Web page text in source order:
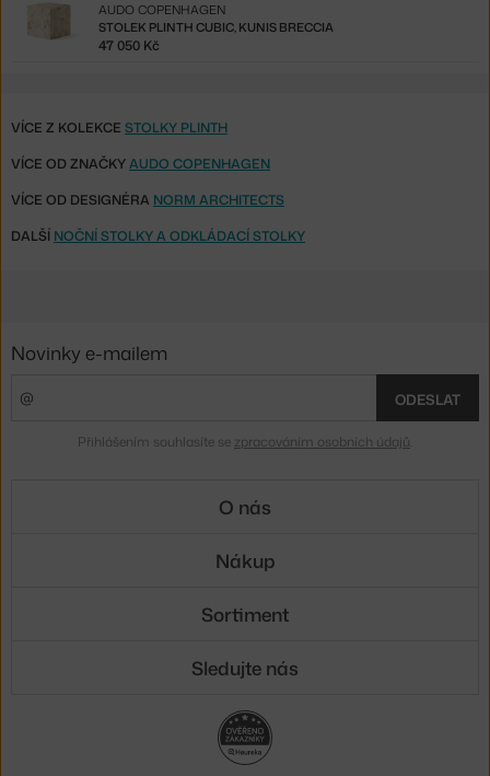
STOLEK PLINTH CUBIC, KUNIS BRECCIA
AUDO COPENHAGEN
47 050 Kč
VÍCE Z KOLEKCE STOLKY PLINTH
VÍCE OD ZNAČKYAUDO COPENHAGEN
VÍCE OD DESIGNÉRA NORM ARCHITECTS
DALŠÍ NOČNÍ STOLKY A ODKLÁDACÍ STOLKY
Novinky e-mailem
ODESLAT
Přihlášením souhlasíte se zpracováním osobních údajů
O nás
Nákup
Sortiment
Sledujte nás